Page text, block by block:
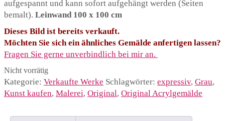
aufgespannt und kann sofort aufgehängt werden (Seiten
bemalt). Leinwand 100 x 100 cm
Dieses Bild ist bereits verkauft.
Möchten Sie sich ein ähnliches Gemälde anfertigen lassen?
Fragen Sie gerne unverbindlich bei mir an.
Nicht vorrätig
Kategorie: Verkaufte Werke Schlagwörter: expressiv, Grau,
Kunst kaufen, Malerei, Original, Original Acrylgemälde